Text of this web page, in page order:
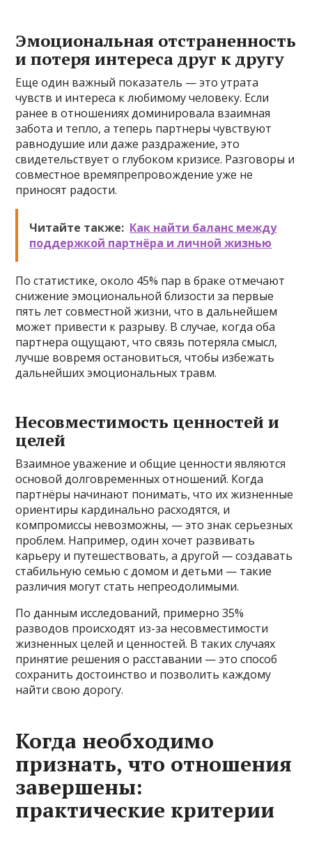
Эмоциональная отстраненность
и потеря интереса друг к другу
Еще один важный показатель — это утрата
чувств и интереса к любимому человеку. Если
ранее в отношениях доминировала взаимная
забота и тепло, а теперь партнеры чувствуют
равнодушие или даже раздражение, это
свидетельствует о глубоком кризисе. Разговоры и
совместное времяпрепровождение уже не
приносят радости.
Читайте также: Как найти баланс между
поддержкой партнёра и личной жизнью
По статистике, около 45% пар в браке отмечают
снижение эмоциональной близости за первые
пять лет совместной жизни, что в дальнейшем
может привести к разрыву. В случае, когда оба
партнера ощущают, что связь потеряла смысл,
лучше вовремя остановиться, чтобы избежать
дальнейших эмоциональных травм.
Несовместимость ценностей и
целей
Взаимное уважение и общие ценности являются
основой долговременных отношений. Когда
партнёры начинают понимать, что их жизненные
ориентиры кардинально расходятся, и
компромиссы невозможны, — это знак серьезных
проблем. Например, один хочет развивать
карьеру и путешествовать, а другой — создавать
стабильную семью с домом и детьми — такие
различия могут стать непреодолимыми.
По данным исследований, примерно 35%
разводов происходят из-за несовместимости
жизненных целей и ценностей. В таких случаях
принятие решения о расставании — это способ
сохранить достоинство и позволить каждому
найти свою дорогу.
Когда необходимо
признать, что отношения
завершены:
практические критерии